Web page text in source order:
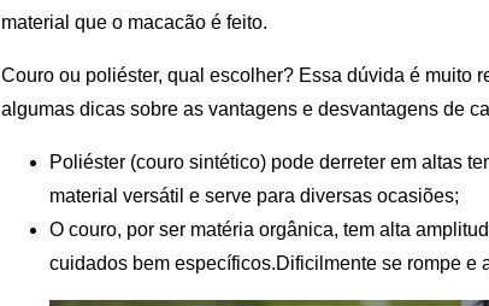
material que o macacão é feito.
Couro ou poliéster, qual escolher? Essa dúvida é muito
algumas dicas sobre as vantagens e desvantagens de
Poliéster (couro sintético) pode derreter em altas
material versátil e serve para diversas ocasiões;
O couro, por ser matéria orgânica, tem alta
cuidados bem específicos.Dificilmente se rompe e